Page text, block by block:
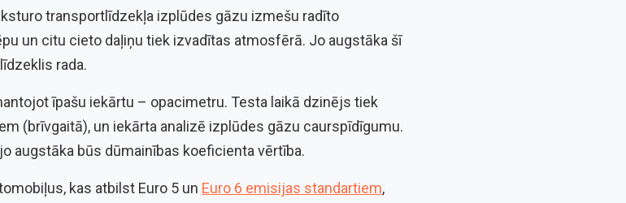
transportlīdzekļa izplūdes gāzu izmešu radīto
un citu cieto daļiņu tiek izvadītas atmosfērā. Jo augstāka šī
rada.
īpašu iekārtu – opacimetru. Testa laikā dzinējs tiek
(brīvgaitā), un iekārta analizē izplūdes gāzu caurspīdīgumu.
augstāka būs dūmainības koeficienta vērtība.
kas atbilst Euro 5 un Euro 6 emisijas standartiem,